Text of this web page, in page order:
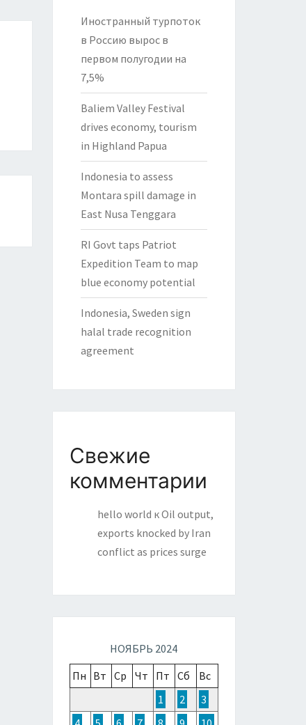
Иностранный турпоток
в Россию вырос в
первом полугодии на
7,5%
Baliem Valley Festival
drives economy, tourism
in Highland Papua
Indonesia to assess
Montara spill damage in
East Nusa Tenggara
RI Govt taps Patriot
Expedition Team to map
blue economy potential
Indonesia, Sweden sign
halal trade recognition
agreement
Свежие
комментарии
hello world кOil output,
exports knocked by Iran
conflict as prices surge
НОЯБРЬ 2024
Пн Вт Ср Чт Пт Сб
Вс
1
2
3